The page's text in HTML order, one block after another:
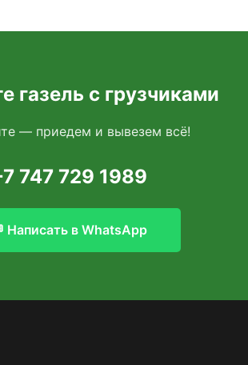
газель с грузчиками
— приедем и вывезем всё!
747 729 1989
Написать в WhatsApp